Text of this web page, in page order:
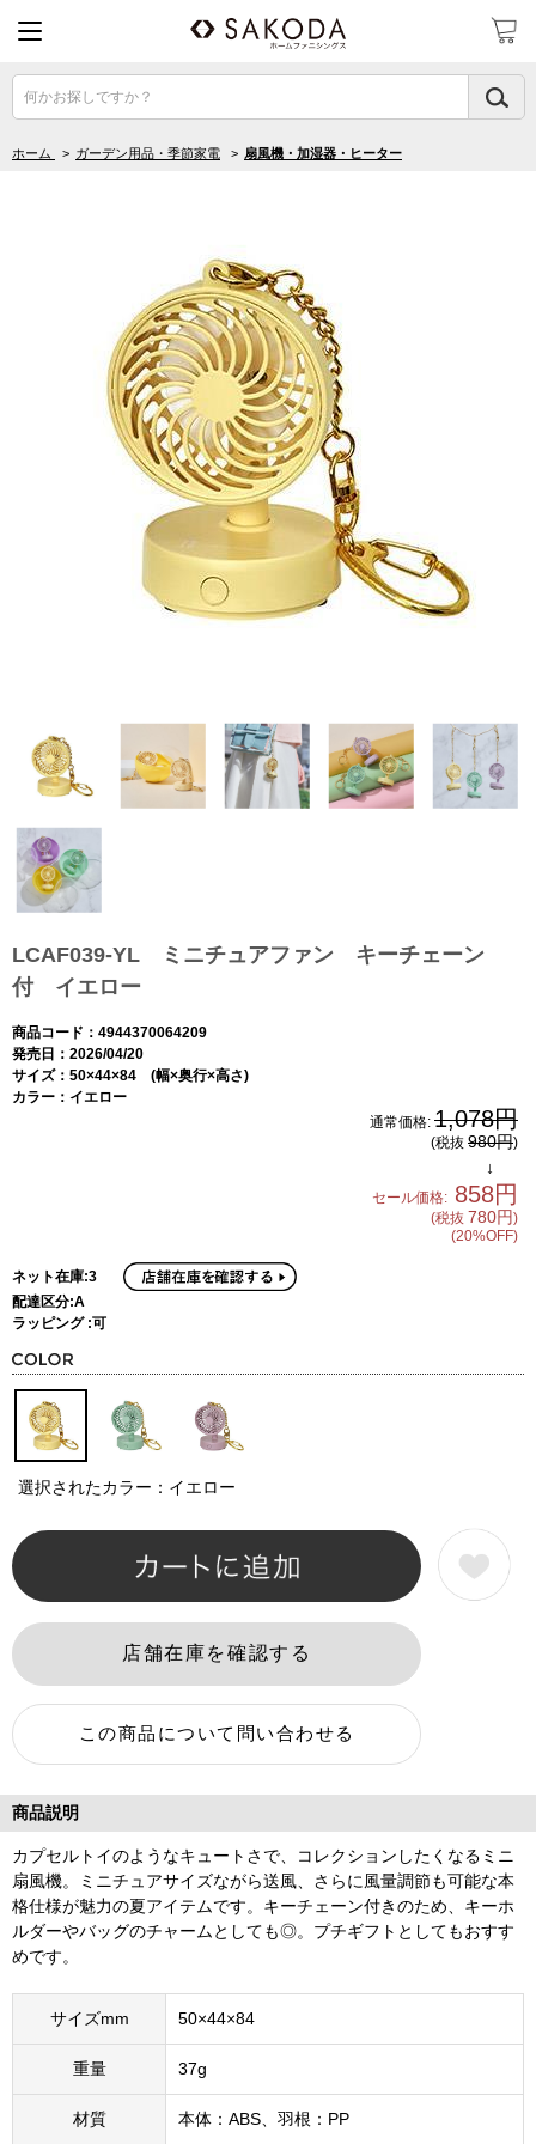
何かお探しですか？
ホーム > ガーデン用品・季節家電 > 扇風機・加湿器・ヒーター
LCAF039-YL ミニチュアファン キーチェーン
付 イエロー
商品コード：4944370064209
発売日：2026/04/20
サイズ：50×44×84 (幅×奥行×高さ)
カラー：イエロー
通常価格: 1,078円
(税抜 980円)
↓
セール価格: 858円
(税抜 780円)
(20%OFF)
ネット在庫:3
配達区分:A
ラッピング :可
選択されたカラー：イエロー
商品説明
カプセルトイのようなキュートさで、コレクションしたくなるミニ
扇風機。ミニチュアサイズながら送風、さらに風量調節も可能な本
格仕様が魅力の夏アイテムです。キーチェーン付きのため、キーホ
ルダーやバッグのチャームとしても◎。プチギフトとしてもおすす
めです。
サイズmm 50×44×84
重量 37g
材質 本体：ABS、羽根：PP